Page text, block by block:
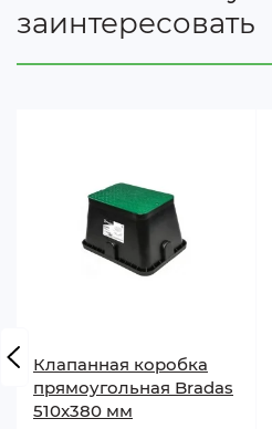
заинтересовать
Клапанная коробка
прямоугольная Bradas
510x380 мм